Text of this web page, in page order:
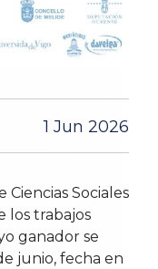
1 Jun 2026
Ciencias Sociales
los trabajos
ganador se
junio, fecha en